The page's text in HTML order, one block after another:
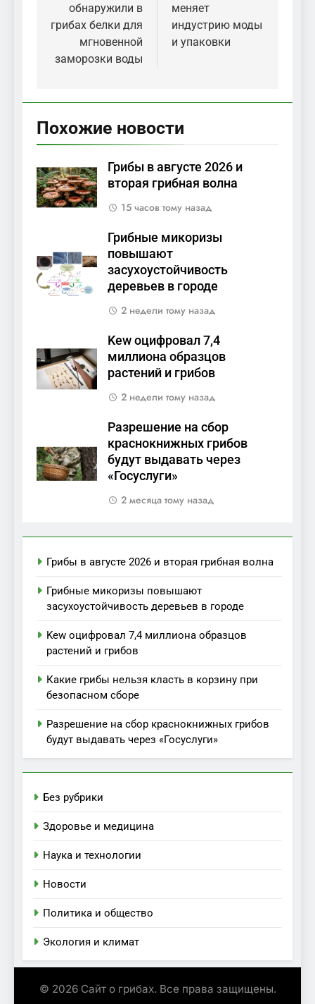
записям
обнаружили в
грибах белки для
мгновенной
заморозки воды
меняет
индустрию моды
и упаковки
Похожие новости
Грибы в августе 2026 и
вторая грибная волна
15 часов тому назад
Грибные микоризы
повышают
засухоустойчивость
деревьев в городе
2 недели тому назад
Kew оцифровал 7,4
миллиона образцов
растений и грибов
2 недели тому назад
Разрешение на сбор
краснокнижных грибов
будут выдавать через
«Госуслуги»
2 месяца тому назад
Грибы в августе 2026 и вторая грибная волна
Грибные микоризы повышают
засухоустойчивость деревьев в городе
Kew оцифровал 7,4 миллиона образцов
растений и грибов
Какие грибы нельзя класть в корзину при
безопасном сборе
Разрешение на сбор краснокнижных грибов
будут выдавать через «Госуслуги»
Без рубрики
Здоровье и медицина
Наука и технологии
Новости
Политика и общество
Экология и климат
© 2026 Сайт о грибах. Все права защищены.